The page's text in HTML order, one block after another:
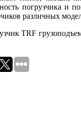
погрузчика и
различных
TRF